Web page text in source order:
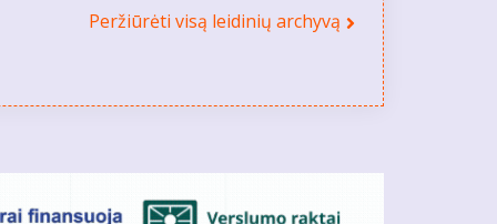
Peržiūrėti visą leidinių archyvą